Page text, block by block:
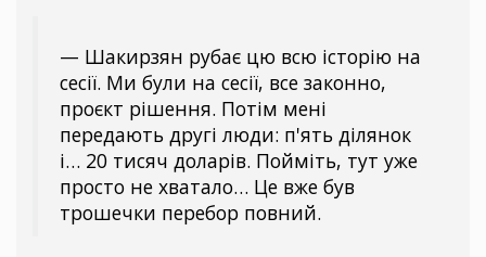
— Шакирзян рубає цю всю історію на
сесії. Ми були на сесії, все законно,
проєкт рішення. Потім мені
передають другі люди: п'ять ділянок
і… 20 тисяч доларів. Пойміть, тут уже
просто не хватало… Це вже був
трошечки перебор повний.